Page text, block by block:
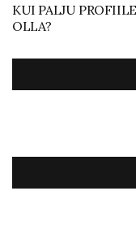
KUI PALJU
OLLA?